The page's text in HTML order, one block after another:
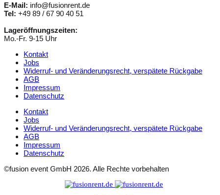
E-Mail: info@fusionrent.de
Tel: +49 89 / 67 90 40 51
Lageröffnungszeiten:
Mo.-Fr. 9-15 Uhr
Kontakt
Jobs
Widerruf- und Veränderungsrecht, verspätete Rückgabe
AGB
Impressum
Datenschutz
Kontakt
Jobs
Widerruf- und Veränderungsrecht, verspätete Rückgabe
AGB
Impressum
Datenschutz
©fusion event GmbH 2026. Alle Rechte vorbehalten